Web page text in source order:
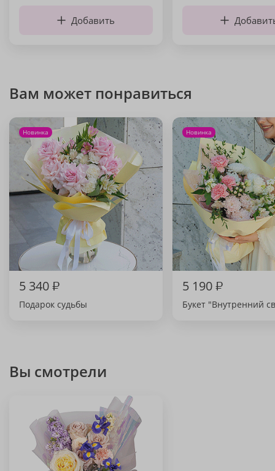
Добавить
Вам может понравиться
Новинка
5 340₽
Подарок судьбы
Новинка
5 190₽
Букет "Внутренний
Вы смотрели